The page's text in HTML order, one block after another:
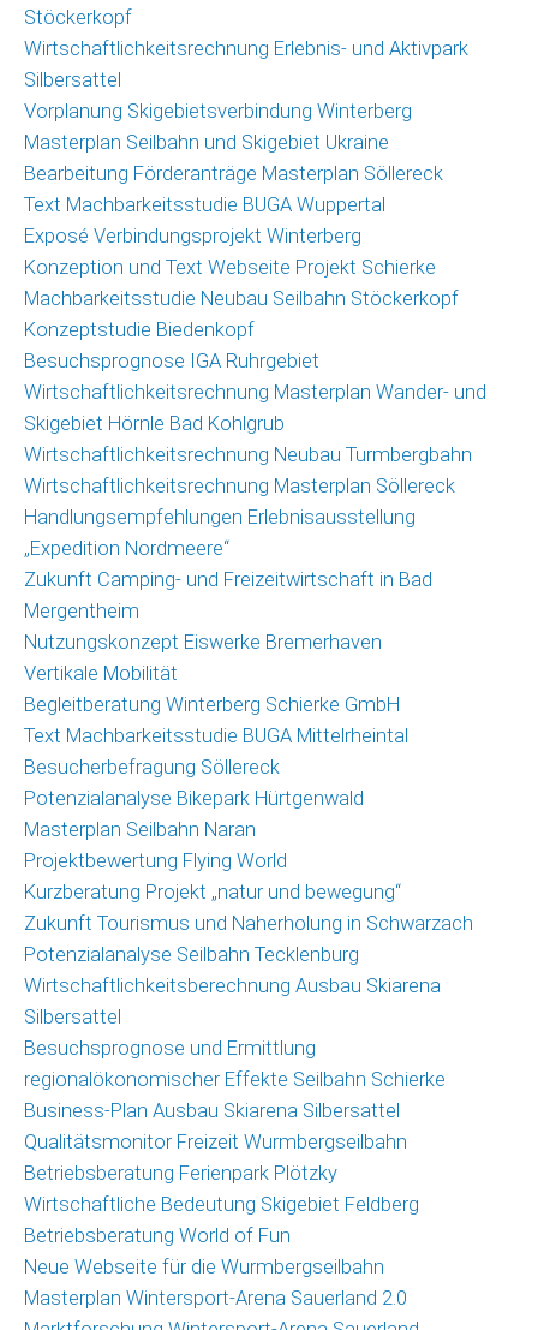
Stöckerkopf
Wirtschaftlichkeitsrechnung Erlebnis- und Aktivpark
Silbersattel
Vorplanung Skigebietsverbindung Winterberg
Masterplan Seilbahn und Skigebiet Ukraine
Bearbeitung Förderanträge Masterplan Söllereck
Text Machbarkeitsstudie BUGA Wuppertal
Exposé Verbindungsprojekt Winterberg
Konzeption und Text Webseite Projekt Schierke
Machbarkeitsstudie Neubau Seilbahn Stöckerkopf
Konzeptstudie Biedenkopf
Besuchsprognose IGA Ruhrgebiet
Wirtschaftlichkeitsrechnung Masterplan Wander- und
Skigebiet Hörnle Bad Kohlgrub
Wirtschaftlichkeitsrechnung Neubau Turmbergbahn
Wirtschaftlichkeitsrechnung Masterplan Söllereck
Handlungsempfehlungen Erlebnisausstellung
„Expedition Nordmeere“
Zukunft Camping- und Freizeitwirtschaft in Bad
Mergentheim
Nutzungskonzept Eiswerke Bremerhaven
Vertikale Mobilität
Begleitberatung Winterberg Schierke GmbH
Text Machbarkeitsstudie BUGA Mittelrheintal
Besucherbefragung Söllereck
Potenzialanalyse Bikepark Hürtgenwald
Masterplan Seilbahn Naran
Projektbewertung Flying World
Kurzberatung Projekt „natur und bewegung“
Zukunft Tourismus und Naherholung in Schwarzach
Potenzialanalyse Seilbahn Tecklenburg
Wirtschaftlichkeitsberechnung Ausbau Skiarena
Silbersattel
Besuchsprognose und Ermittlung
regionalökonomischer Effekte Seilbahn Schierke
Business-Plan Ausbau Skiarena Silbersattel
Qualitätsmonitor Freizeit Wurmbergseilbahn
Betriebsberatung Ferienpark Plötzky
Wirtschaftliche Bedeutung Skigebiet Feldberg
Betriebsberatung World of Fun
Neue Webseite für die Wurmbergseilbahn
Masterplan Wintersport-Arena Sauerland 2.0